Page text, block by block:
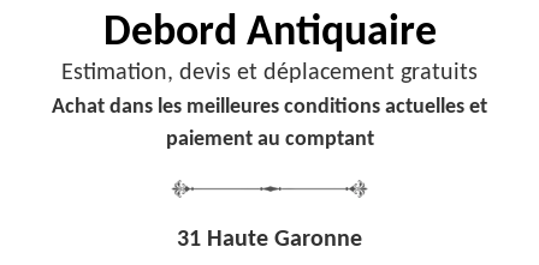
Debord Antiquaire
Estimation, devis et déplacement gratuits
Achat dans les meilleures conditions actuelles et
paiement au comptant
31 Haute Garonne